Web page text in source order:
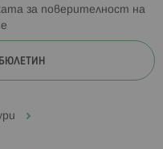
за поверителност на